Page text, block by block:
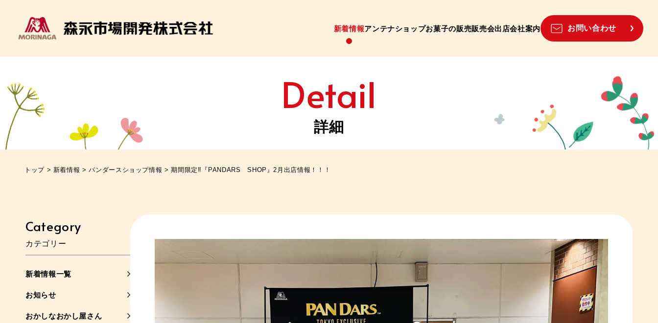
新着情報アンテナショップお菓子の販売販売会出店会社案内 お問い合わせ
Detail
詳細
トップ> 新着情報 >パンダースショップ情報 >期間限定‼『PANDARS SHOP』2月出店情報！！！
Category
カテゴリー
新着情報一覧
お知らせ
おかしなおかし屋さん